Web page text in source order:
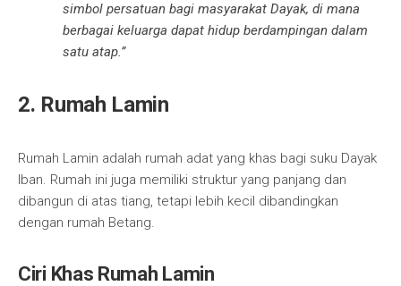
simbol persatuan bagi masyarakat Dayak, di mana
berbagai keluarga dapat hidup berdampingan dalam
satu atap.”
2. Rumah Lamin
Rumah Lamin adalah rumah adat yang khas bagi suku Dayak
Iban. Rumah ini juga memiliki struktur yang panjang dan
dibangun di atas tiang, tetapi lebih kecil dibandingkan
dengan rumah Betang.
Ciri Khas Rumah Lamin